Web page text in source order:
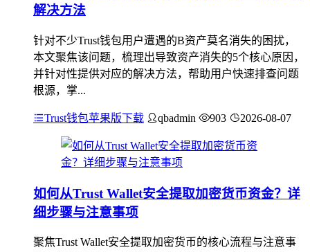
解决方法
针对不少Trust钱包用户遭遇的B资产莫名消失的困扰，
本文聚焦该问题，梳理出导致资产消失的5个核心原因，
并针对性提供对应的解决方法，帮助用户快速排查问题
根源，掌...
Trust钱包苹果版下载 qbadmin 903 2026-08-07
如何从Trust Wallet安全提取加密货币资金？详
细步骤与注意事项
聚焦Trust Wallet安全提取加密货币的核心流程与注意事